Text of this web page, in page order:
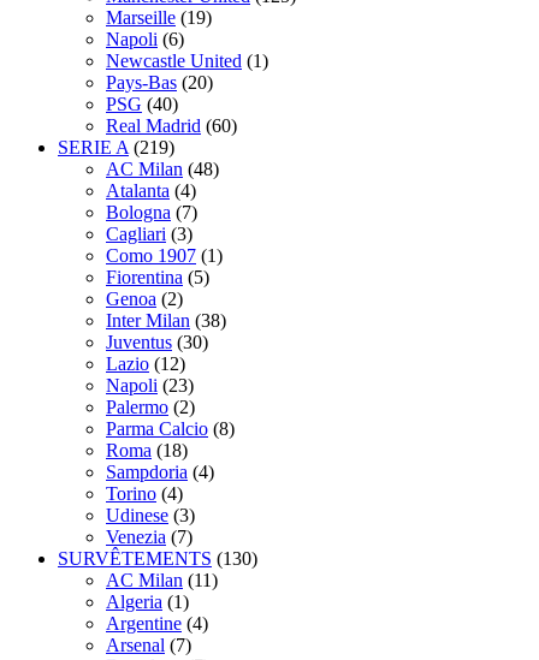
Marseille (19)
Napoli (6)
Newcastle United (1)
Pays-Bas (20)
PSG (40)
Real Madrid (60)
SERIE A (219)
AC Milan (48)
Atalanta (4)
Bologna (7)
Cagliari (3)
Como 1907 (1)
Fiorentina (5)
Genoa (2)
Inter Milan (38)
Juventus (30)
Lazio (12)
Napoli (23)
Palermo (2)
Parma Calcio (8)
Roma (18)
Sampdoria (4)
Torino (4)
Udinese (3)
Venezia (7)
SURVÊTEMENTS (130)
AC Milan (11)
Algeria (1)
Argentine (4)
Arsenal (7)